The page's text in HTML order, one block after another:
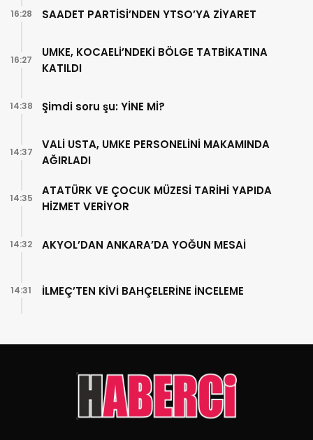
SAADET PARTİSİ’NDEN YTSO’YA ZİYARET
16:28
UMKE, KOCAELİ’NDEKİ BÖLGE TATBİKATINA
KATILDI
16:27
Şimdi soru şu: YİNE Mİ?
14:38
VALİ USTA, UMKE PERSONELİNİ MAKAMINDA
AĞIRLADI
14:37
ATATÜRK VE ÇOCUK MÜZESİ TARİHİ YAPIDA
HİZMET VERİYOR
14:35
AKYOL’DAN ANKARA’DA YOĞUN MESAİ
14:32
İLMEÇ’TEN KİVİ BAHÇELERİNE İNCELEME
14:31